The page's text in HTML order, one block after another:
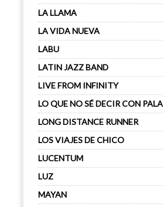
LA LLAMA
LA VIDA NUEVA
LABU
LATIN JAZZ BAND
LIVE FROM INFINITY
LO QUE NO SÉ DECIR CON
LONG DISTANCE RUNNER
LOS VIAJES DE CHICO
LUCENTUM
LUZ
MAYAN